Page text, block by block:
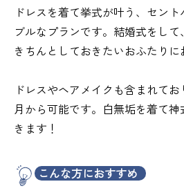
ドレスを着て挙式が叶う、セン
ブルなプランです。結婚式をし
きちんとしておきたいおふたりに
ドレスやヘアメイクも含まれて
月から可能です。白無垢を着て
きます！
こんな方におすすめ